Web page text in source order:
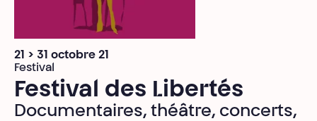
21 > 31 octobre 21
Festival
Festival des Libertés
Documentaires, théâtre, concerts,